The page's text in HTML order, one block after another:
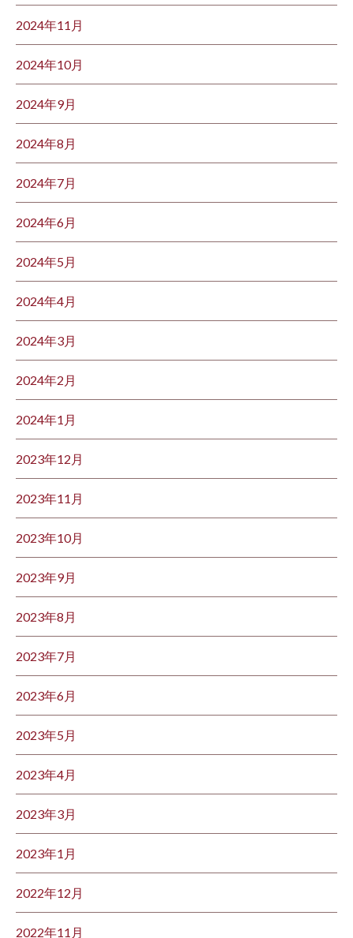
2024年11月
2024年10月
2024年9月
2024年8月
2024年7月
2024年6月
2024年5月
2024年4月
2024年3月
2024年2月
2024年1月
2023年12月
2023年11月
2023年10月
2023年9月
2023年8月
2023年7月
2023年6月
2023年5月
2023年4月
2023年3月
2023年1月
2022年12月
2022年11月